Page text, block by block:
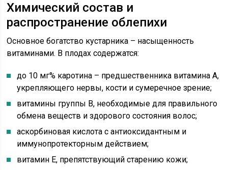
Химический состав и
распространение облепихи
Основное богатство кустарника – насыщенность
витаминами. В плодах содержатся:
до 10 мг% каротина – предшественника витамина А,
укрепляющего нервы, кости и сумеречное зрение;
витамины группы В, необходимые для правильного
обмена веществ и здорового состояния волос;
аскорбиновая кислота с антиоксидантным и
иммунопротекторным действием;
витамин Е, препятствующий старению кожи;